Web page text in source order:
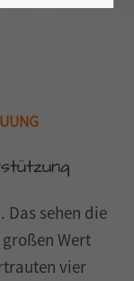
Das sehen die
Wert
vier